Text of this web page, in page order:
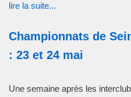
lire la suite...
Championnats de
: 23 et 24 mai
Une semaine après les